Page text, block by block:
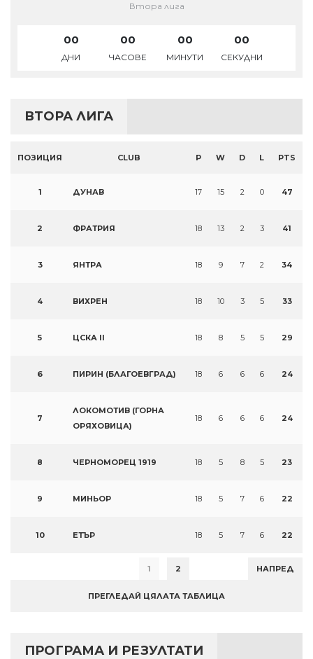
Втора лига
00
ДНИ
00
ЧАСОВЕ
00
МИНУТИ
00
СЕКУДНИ
ВТОРА ЛИГА
ПОЗИЦИЯ CLUB P W D L PTS
1 ДУНАВ 17 15 2 0 47
2 ФРАТРИЯ 18 13 2 3 41
3 ЯНТРА 18 9 7 2 34
4 ВИХРЕН 18 10 3 5 33
5 ЦСКА II 18 8 5 5 29
6 ПИРИН (БЛАГОЕВГРАД) 18 6 6 6 24
7
ЛОКОМОТИВ (ГОРНА
ОРЯХОВИЦА)
18 6 6 6 24
8 ЧЕРНОМОРЕЦ 1919 18 5 8 5 23
9 МИНЬОР 18 5 7 6 22
10 ЕТЪР 18 5 7 6 22
1 2 НАПРЕД
ПРЕГЛЕДАЙ ЦЯЛАТА ТАБЛИЦА
ПРОГРАМА И РЕЗУЛТАТИ